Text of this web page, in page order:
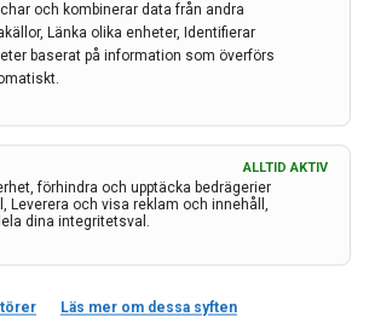
och kombinerar data från andra
Länka olika enheter, Identifierar
baserat på information som överförs
förhindra och upptäcka bedrägerier
Leverera och visa reklam och innehåll,
dina integritetsval.
ALLTID AKTIV
Läs mer om dessa syften
1 2 3